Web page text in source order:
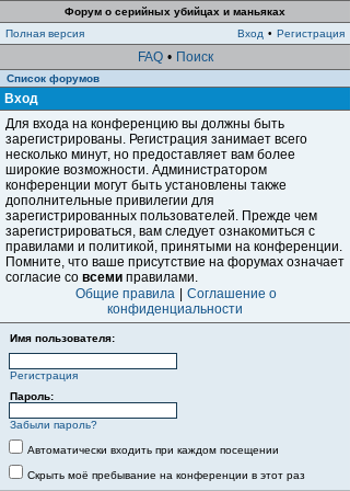
Форум о серийных убийцах и маньяках
Полная версия
Вход • Регистрация
FAQ • Поиск
Список форумов
Вход
Для входа на конференцию вы должны быть
зарегистрированы. Регистрация занимает всего
несколько минут, но предоставляет вам более
широкие возможности. Администратором
конференции могут быть установлены также
дополнительные привилегии для
зарегистрированных пользователей. Прежде чем
зарегистрироваться, вам следует ознакомиться с
правилами и политикой, принятыми на конференции.
Помните, что ваше присутствие на форумах означает
согласие со всеми правилами.
Общие правила
Соглашение о
конфиденциальности
Имя пользователя:
Регистрация
Пароль:
Забыли пароль?
Автоматически входить при каждом посещении
Скрыть моё пребывание на конференции в этот раз